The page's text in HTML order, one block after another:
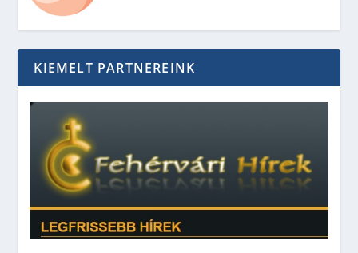
KIEMELT PARTNEREINK